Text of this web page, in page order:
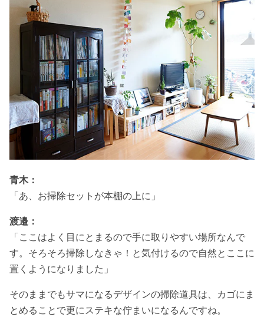
青木：
「あ、お掃除セットが本棚の上に」
渡邉：
「ここはよく目にとまるので手に取りやすい場所なんで
す。そろそろ掃除しなきゃ！と気付けるので自然とここに
置くようになりました」
そのままでもサマになるデザインの掃除道具は、カゴにま
とめることで更にステキな佇まいになるんですね。